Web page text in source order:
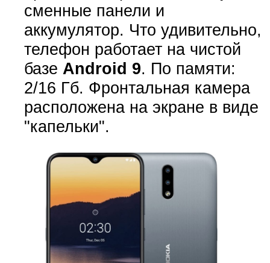
сменные панели и
аккумулятор. Что удивительно,
телефон работает на чистой
базе Android 9. По памяти:
2/16 Гб. Фронтальная камера
расположена на экране в виде
"капельки".